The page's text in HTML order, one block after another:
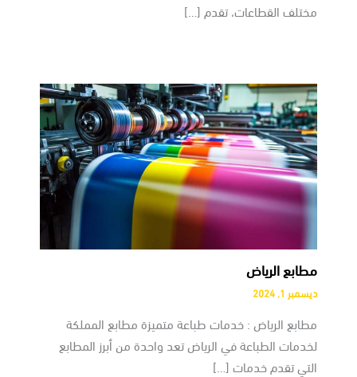
مختلف القطاعات، تقدم […]
مطابع الرياض
ديسمبر 1, 2024
مطابع الرياض : خدمات طباعة متميزة مطابع المملكة
لخدمات الطباعة في الرياض تعد واحدة من أبرز المطابع
التي تقدم خدمات […]